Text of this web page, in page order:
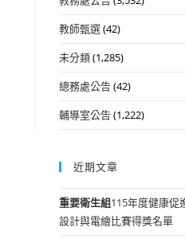
教師甄選(42)
未分類(1,285)
總務處公告(42)
輔導室公告(1,222)
近期文章
重要衛生組115年度健康促
設計與電繪比賽得獎名單